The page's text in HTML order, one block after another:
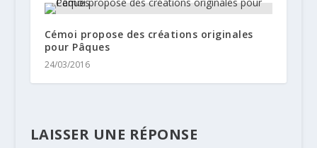
Cémoi propose des créations originales
pour Pâques
24/03/2016
LAISSER UNE RÉPONSE